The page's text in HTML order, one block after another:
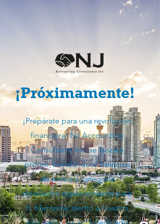
¡Próximamente!
¡Prepárate para una revolución
financiera! NJ Accounting
Consultants Inc. se lanzará
pronto, brindándote servicios
de primera categoría
diseñados especialmente para
ti. Mantente atento a nuestro